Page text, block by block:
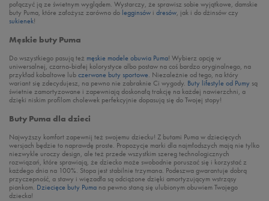
połączyć ją ze świetnym wyglądem. Wystarczy, że sprawisz sobie wyjątkowe, damskie
buty Puma, które założysz zarówno do legginsów i dresów, jak i do dżinsów czy
sukienek!
Męskie buty Puma
Do wszystkiego pasują też męskie modele obuwia Puma! Wybierz opcję w
uniwersalnej, czarno-białej kolorystyce albo postaw na coś bardzo oryginalnego, na
przykład kobaltowe lubczerwone buty sportowe. Niezależnie od tego, na który
wariant się zdecydujesz, na pewno nie zabraknie Ci wygody. Buty lifestyle od Pumy są
świetnie zamortyzowane i zapewniają doskonałą trakcję na każdej nawierzchni, a
dzięki niskim profilom cholewek perfekcyjnie dopasują się do Twojej stopy!
Buty Puma dla dzieci
Najwyższy komfort zapewnij też swojemu dziecku! Z butami Puma w dziecięcych
wersjach będzie to naprawdę proste. Propozycje marki dla najmłodszych mają nie tylko
niezwykle uroczy design, ale też przede wszystkim szereg technologicznych
rozwiązań, które sprawiają, że dziecko może swobodnie poruszać się i korzystać z
każdego dnia na 100%. Stopa jest stabilnie trzymana. Podeszwa gwarantuje dobrą
przyczepność, a stawy i więzadła są odciążone dzięki amortyzującym wstrząsy
piankom. Dziecięce buty Puma na pewno staną się ulubionym obuwiem Twojego
dziecka!